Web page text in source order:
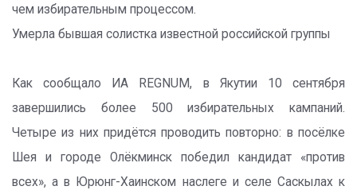
чем избирательным процессом.
Умерла бывшая солистка известной российской группы
Как сообщало ИА REGNUM, в Якутии 10 сентября
завершились более 500 избирательных кампаний.
Четыре из них придётся проводить повторно: в посёлке
Шея и городе Олёкминск победил кандидат «против
всех», а в Юрюнг-Хаинском наслеге и селе Саскылах к